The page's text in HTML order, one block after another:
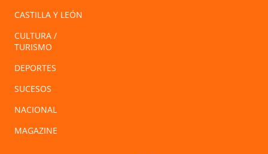
CASTILLA Y LEÓN
CULTURA /
TURISMO
DEPORTES
SUCESOS
NACIONAL
MAGAZINE